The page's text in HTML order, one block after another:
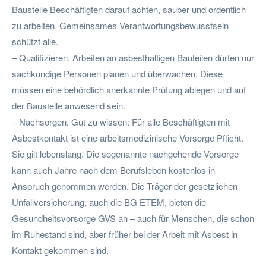
Baustelle Beschäftigten darauf achten, sauber und ordentlich
zu arbeiten. Gemeinsames Verantwortungsbewusstsein
schützt alle.
– Qualifizieren. Arbeiten an asbesthaltigen Bauteilen dürfen nur
sachkundige Personen planen und überwachen. Diese
müssen eine behördlich anerkannte Prüfung ablegen und auf
der Baustelle anwesend sein.
– Nachsorgen. Gut zu wissen: Für alle Beschäftigten mit
Asbestkontakt ist eine arbeitsmedizinische Vorsorge Pflicht.
Sie gilt lebenslang. Die sogenannte nachgehende Vorsorge
kann auch Jahre nach dem Berufsleben kostenlos in
Anspruch genommen werden. Die Träger der gesetzlichen
Unfallversicherung, auch die BG ETEM, bieten die
Gesundheitsvorsorge GVS an – auch für Menschen, die schon
im Ruhestand sind, aber früher bei der Arbeit mit Asbest in
Kontakt gekommen sind.